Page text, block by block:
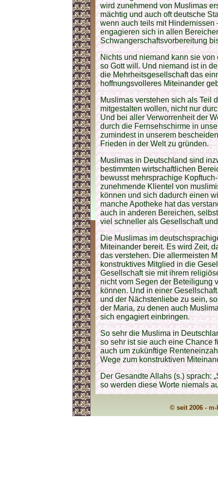
wird zunehmend von Muslimas
mächtig und auch oft deutsche
wenn auch teils mit
engagieren sich in allen
Schwangerschaftsvorbereitung
Nichts und niemand kann sie
so Gott will. Und niemand ist in
die Mehrheitsgesellschaft das
hoffnungsvolleres Miteinander
Muslimas verstehen sich als Teil
mitgestalten wollen, nicht nur
Und bei aller Verworrenheit der
durch die Fernsehschirme in
zumindest in unserem
Frieden in der Welt zu gründen.
Muslimas in Deutschland sind
bestimmten wirtschaftlichen
bewusst mehrsprachige
zunehmende Klientel von
können und sich dadurch einen
manche Apotheke hat das
auch in anderen Bereichen,
viel schneller als Gesellschaft
Die Muslimas im
Miteinander bereit. Es wird Zeit,
das verstehen. Die allermeisten
konstruktives Mitglied in die
Gesellschaft sie mit ihrem
nicht vom Segen der Beteiligung
können. Und in einer
und der Nächstenliebe zu sein,
der Maria, zu denen auch
sich engagiert einbringen.
So sehr die Muslima in
so sehr ist sie auch eine Chance
auch um zukünftige
Wege zum konstruktiven
Der Gesandte Allahs (s.) sprach:
so werden diese Worte niemals
© seit 2006 -